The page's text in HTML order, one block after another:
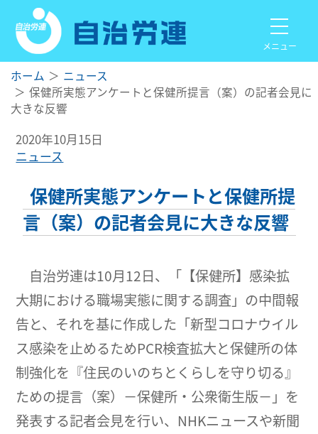
メニュー
ホーム
ニュース
保健所実態アンケートと保健所提言（案）の記者会見に
大きな反響
2020年10月15日
ニュース
保健所実態アンケートと保健所提
言（案）の記者会見に大きな反響
自治労連は10月12日、「【保健所】感染拡
大期における職場実態に関する調査」の中間報
告と、それを基に作成した「新型コロナウイル
ス感染を止めるためPCR検査拡大と保健所の体
制強化を『住民のいのちとくらしを守り切る』
ための提言（案）－保健所・公衆衛生版－」を
発表する記者会見を行い、NHKニュースや新聞